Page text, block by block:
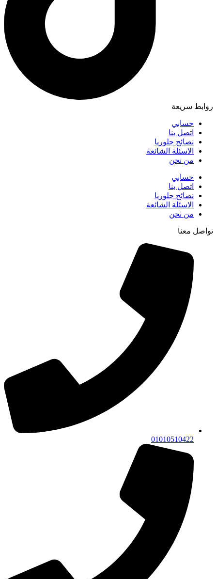
روابط سريعة
حسابي
اتصل بنا
نصائح جلوريا
الاسئلة الشائعة
من نحن
حسابي
اتصل بنا
نصائح جلوريا
الاسئلة الشائعة
من نحن
تواصل معنا
01010510422